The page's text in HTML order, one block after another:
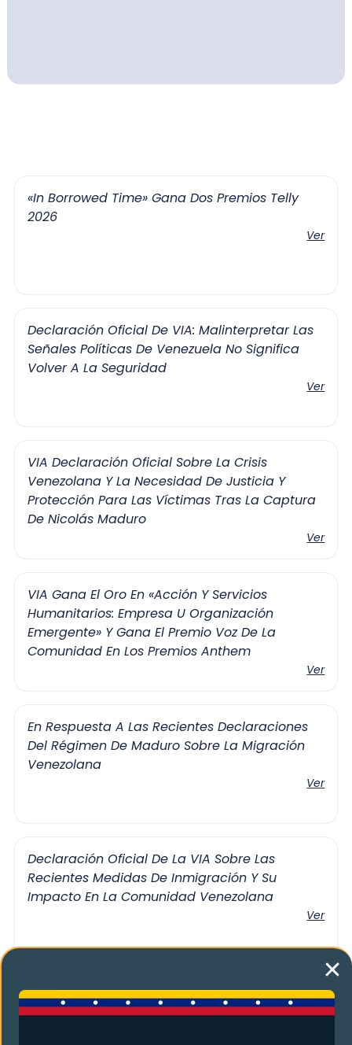
«In Borrowed Time» Gana Dos Premios Telly
2026
Ver
Declaración Oficial De VIA: Malinterpretar Las
Señales Políticas De Venezuela No Significa
Volver A La Seguridad
Ver
VIA Declaración Oficial Sobre La Crisis
Venezolana Y La Necesidad De Justicia Y
Protección Para Las Víctimas Tras La Captura
De Nicolás Maduro
Ver
VIA Gana El Oro En «Acción Y Servicios
Humanitarios: Empresa U Organización
Emergente» Y Gana El Premio Voz De La
Comunidad En Los Premios Anthem
Ver
En Respuesta A Las Recientes Declaraciones
Del Régimen De Maduro Sobre La Migración
Venezolana
Ver
Declaración Oficial De La VIA Sobre Las
Recientes Medidas De Inmigración Y Su
Impacto En La Comunidad Venezolana
Ver
Declaración De La VIA Sobre «Un Día Glorioso E
Histórico Para Venezuela»